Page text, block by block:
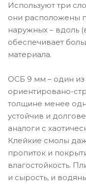
Используют три
они расположены
наружных – вдоль
обеспечивает
материала.
ОСБ 9 мм – один из
ориентировано-
толщине менее
устойчив и
аналоги с
Клейкие смолы
пропиток и
влагостойкость.
и сырость, и